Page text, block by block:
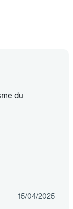
du
15/04/2025